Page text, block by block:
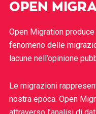
OPEN
Open Migration
fenomeno delle
lacune nell’opinione
Le migrazioni
nostra epoca. Open